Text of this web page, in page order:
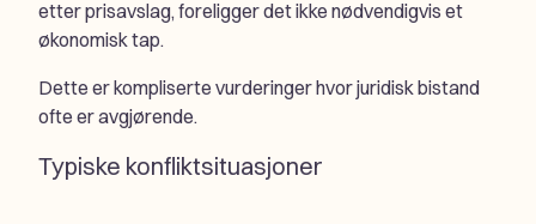
etter prisavslag, foreligger det ikke nødvendigvis et
økonomisk tap.
Dette er kompliserte vurderinger hvor juridisk bistand
ofte er avgjørende.
Typiske konfliktsituasjoner